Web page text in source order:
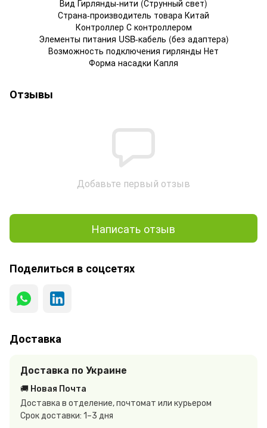
Вид Гирлянды-нити (Струнный свет)
Страна-производитель товара Китай
Контроллер С контроллером
Элементы питания USB-кабель (без адаптера)
Возможность подключения гирлянды Нет
Форма насадки Капля
Отзывы
Добавьте первый отзыв
Написать отзыв
Поделиться в соцсетях
Доставка
Доставка по Украине
🚚 Новая Почта
Доставка в отделение, почтомат или курьером
Срок доставки: 1–3 дня